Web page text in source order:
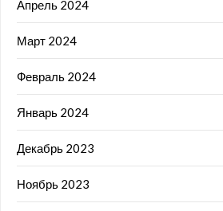
Апрель 2024
Март 2024
Февраль 2024
Январь 2024
Декабрь 2023
Ноябрь 2023